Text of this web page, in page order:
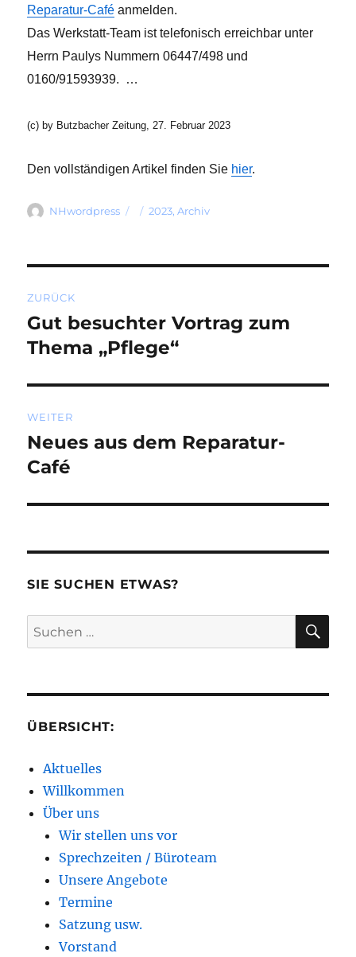
Reparatur-Café anmelden.
Das Werkstatt-Team ist telefonisch erreichbar unter
Herrn Paulys Nummern 06447/498 und
0160/91593939. …
(c) by Butzbacher Zeitung, 27. Februar 2023
Den vollständigen Artikel finden Sie hier.
Autor
NHwordpress
Veröffentlicht
Kategorien
2023,Archiv
ZURÜCK
Vorheriger
Beitrag:
Gut besuchter Vortrag zum
Thema „Pflege“
WEITER
Nächster
Beitrag:
Neues aus dem Reparatur-
Café
SIE SUCHEN ETWAS?
Suchen
nach:
ÜBERSICHT:
Aktuelles
Willkommen
Über uns
Wir stellen uns vor
Sprechzeiten / Büroteam
Unsere Angebote
Termine
Satzung usw.
Vorstand